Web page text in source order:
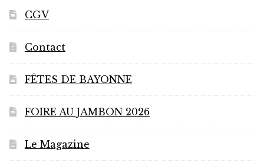
CGV
Contact
FÊTES DE BAYONNE
FOIRE AU JAMBON 2026
Le Magazine